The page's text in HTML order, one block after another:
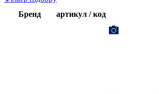
Бренд
артикул / код